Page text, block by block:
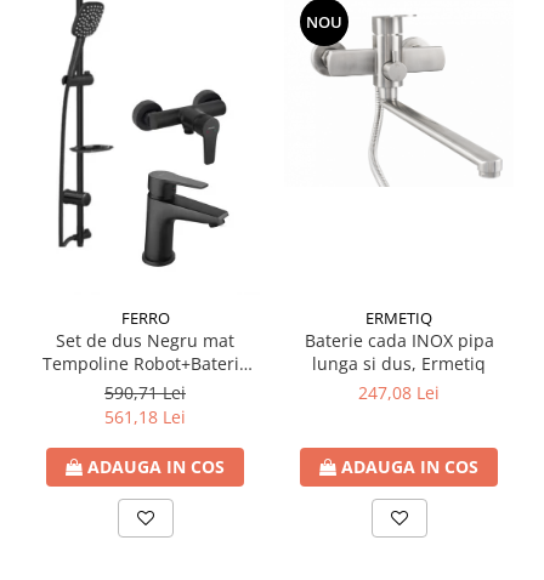
Accesorii radiatoare
Calorifere decorative
Boilere si Puffere
Boilere
Boilere electrice
Boilere termoelectrice
Accesorii Boilere Tesy
Puffere/Stocatoare de caldura
Puffer 1 serpentina
Puffer 2 serpentine
Puffer cu serpentina pentru A.C.M.
Puffer pentru pompe de caldura
Aer conditionat
Dezumidificatoare
Aparate de Aer conditionat 9000
FERRO
Set de dus Negru mat
Tempoline Robot+Baterie
dus Ferro BTR7BL+Baterie
lavoar BTR2BL
590,71 Lei
561,18 Lei
ADAUGA IN COS
NOU
ERMETIQ
Baterie cada INOX pipa
lunga si dus, Ermetiq
247,08 Lei
ADAUGA IN COS